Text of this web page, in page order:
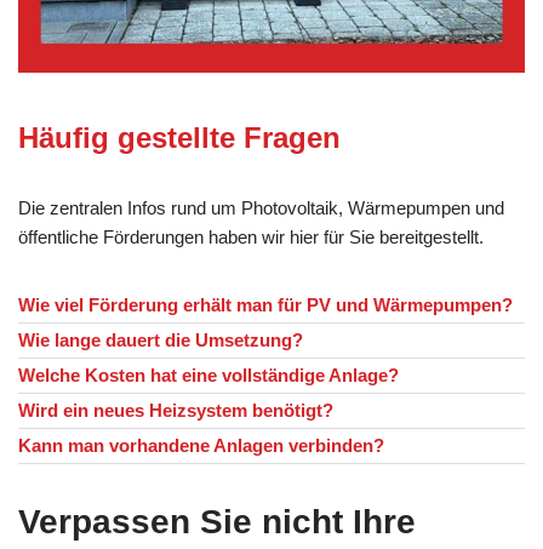
Häufig gestellte Fragen
Die zentralen Infos rund um Photovoltaik, Wärmepumpen und
öffentliche Förderungen haben wir hier für Sie bereitgestellt.
Wie viel Förderung erhält man für PV und Wärmepumpen?
Wie lange dauert die Umsetzung?
Welche Kosten hat eine vollständige Anlage?
Wird ein neues Heizsystem benötigt?
Kann man vorhandene Anlagen verbinden?
Verpassen Sie nicht Ihre